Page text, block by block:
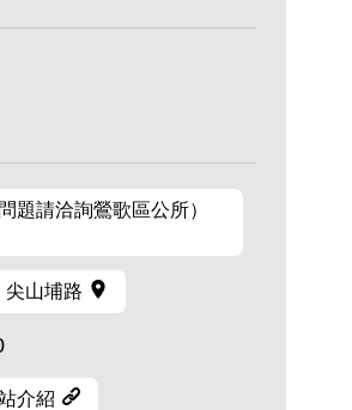
題請洽詢鶯歌區公所）
尖山埔路
介紹